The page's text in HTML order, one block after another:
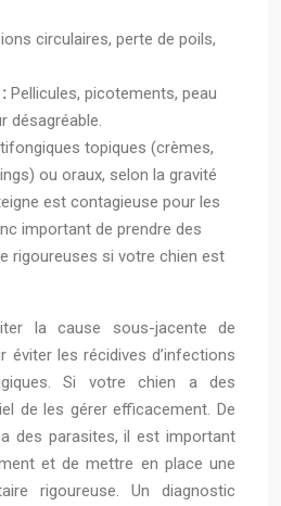
circulaires, perte de poils,
Pellicules, picotements, peau
désagréable.
topiques (crèmes,
ou oraux, selon la gravité
est contagieuse pour les
important de prendre des
rigoureuses si votre chien est
la cause sous-jacente de
éviter les récidives d’infections
Si votre chien a des
de les gérer efficacement. De
des parasites, il est important
et de mettre en place une
rigoureuse. Un diagnostic